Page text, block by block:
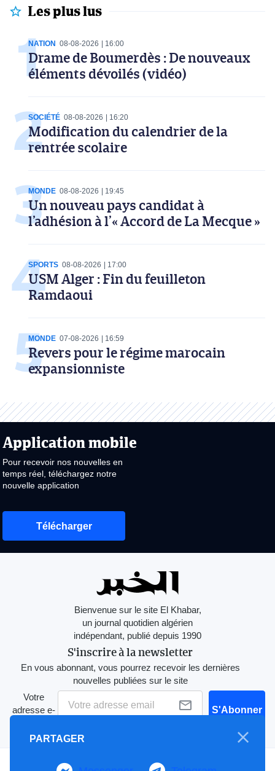
Les plus lus
NATION 08-08-2026 16:00
Drame de Boumerdès : De nouveaux
éléments dévoilés (vidéo)
SOCIÉTÉ 08-08-2026 16:20
Modification du calendrier de la
rentrée scolaire
MONDE 08-08-2026 19:45
Un nouveau pays candidat à
l’adhésion à l’« Accord de La Mecque »
SPORTS 08-08-2026 17:00
USM Alger : Fin du feuilleton
Ramdaoui
MONDE 07-08-2026 16:59
Revers pour le régime marocain
expansionniste
Application mobile
Pour recevoir nos nouvelles en
temps réel, téléchargez notre
nouvelle application
Télécharger
Bienvenue sur le site El Khabar,
un journal quotidien algérien
indépendant, publié depuis 1990
S'inscrire à la newsletter
En vous abonnant, vous pourrez recevoir les dernières
nouvelles publiées sur le site
Votre
adresse e-
S'Abonner
PARTAGER